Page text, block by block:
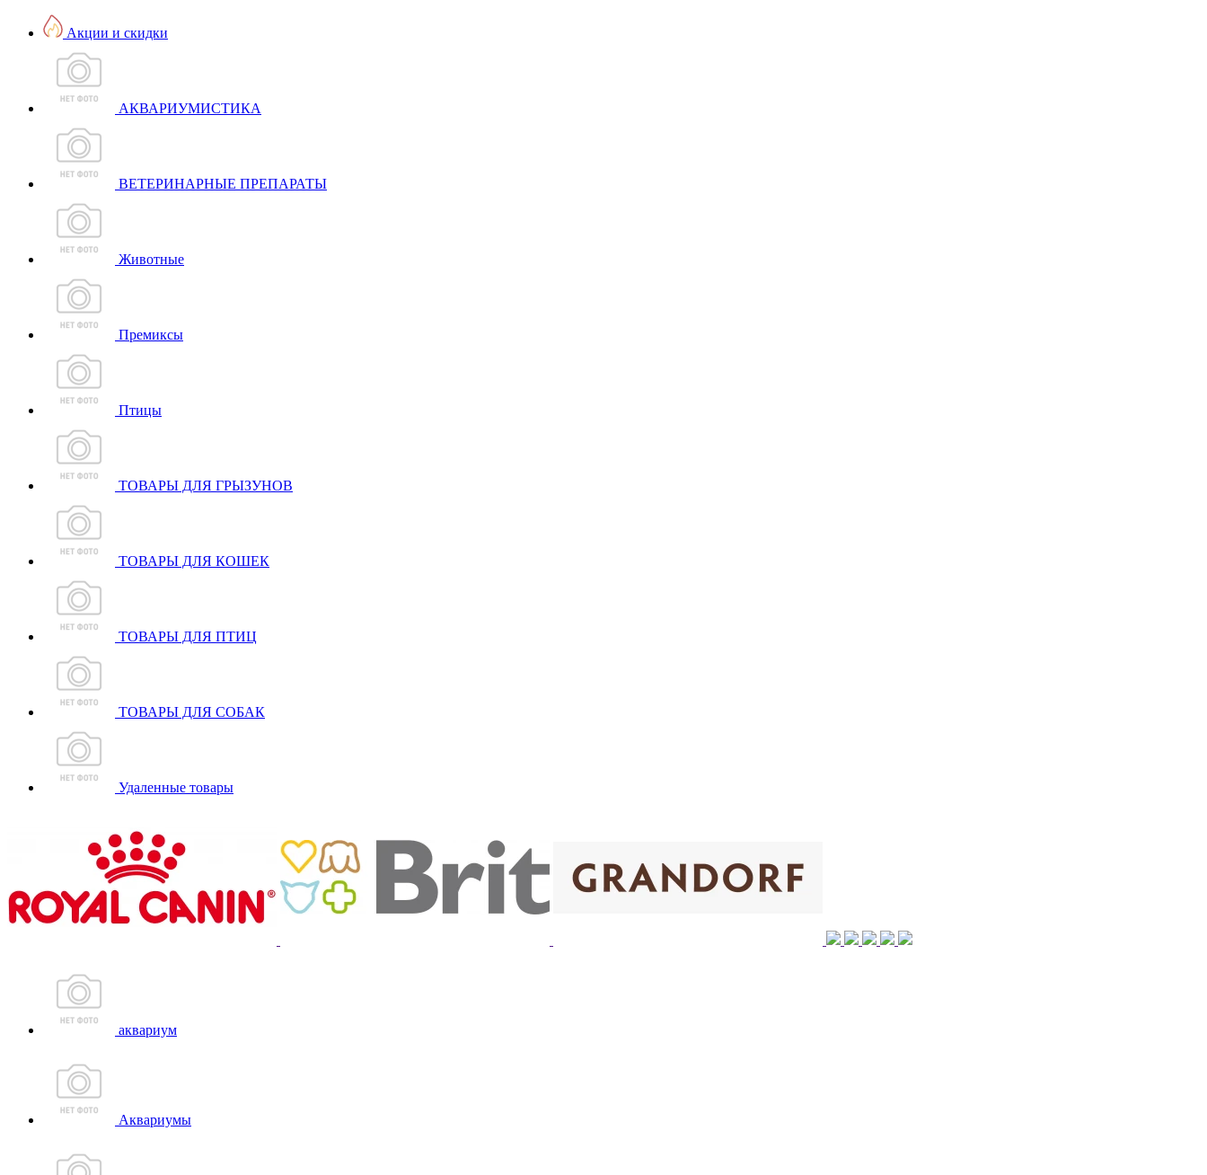
Акции и скидки
АКВАРИУМИСТИКА
ВЕТЕРИНАРНЫЕ ПРЕПАРАТЫ
Животные
Премиксы
Птицы
ТОВАРЫ ДЛЯ ГРЫЗУНОВ
ТОВАРЫ ДЛЯ КОШЕК
ТОВАРЫ ДЛЯ ПТИЦ
ТОВАРЫ ДЛЯ СОБАК
Удаленные товары
аквариум
Аквариумы